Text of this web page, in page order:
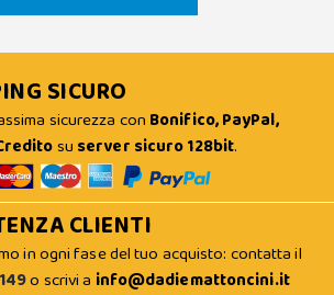
SICURO
sicurezza con Bonifico, PayPal,
su server sicuro 128bit.
CLIENTI
in ogni fase del tuo acquisto: contatta il
o scrivi a info@dadiemattoncini.it